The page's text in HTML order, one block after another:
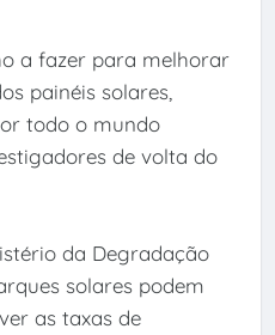
a fazer para melhorar
painéis solares,
todo o mundo
de volta do
da Degradação
solares podem
as taxas de